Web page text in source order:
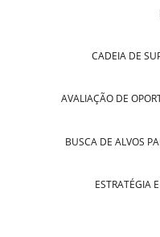
CADEIA DE
AVALIAÇÃO DE
BUSCA DE ALVOS
ESTRATÉGIA